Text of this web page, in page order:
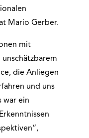
Mario Gerber.
mit
die Anliegen
und uns
war ein